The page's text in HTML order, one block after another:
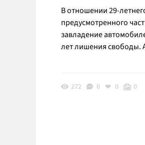
В отношении 29-
предусмотренного
завладение
лет лишения свободы.
272 0 0 0